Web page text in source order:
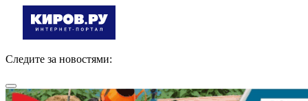
Следите за новостями: